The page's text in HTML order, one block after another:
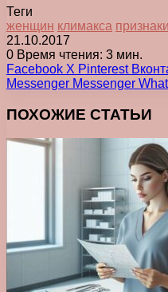
Теги
женщин климакса признаки
21.10.2017
0 Время чтения: 3 мин.
Facebook X Pinterest
Messenger Messenger
ПОХОЖИЕ СТАТЬИ